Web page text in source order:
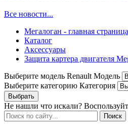
Все новости...
Мегалоган - главная страница
Каталог
Аксессуары
Защита картера двигателя
Выберите модель Renault Модель
Выберите категорию Категория
Не нашли что искали?